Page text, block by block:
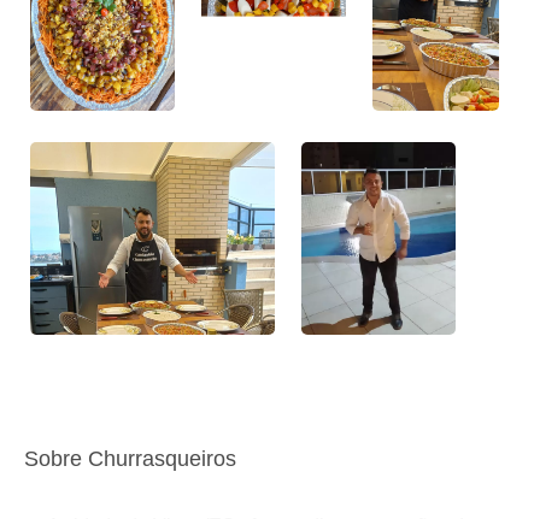
Sobre Churrasqueiros